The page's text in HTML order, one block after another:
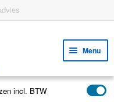
Menu
incl. BTW